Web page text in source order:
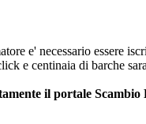
e' necessario essere
e centinaia di barche
il portale Scambio